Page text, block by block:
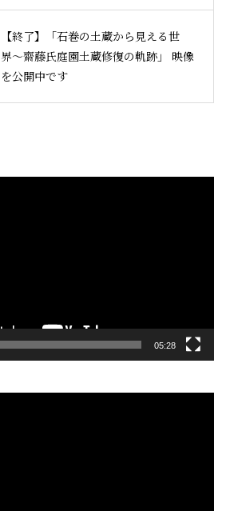
【終了】「石巻の土蔵から見える世
界〜齋藤氏庭園土蔵修復の軌跡」 映像
を公開中です
05:28